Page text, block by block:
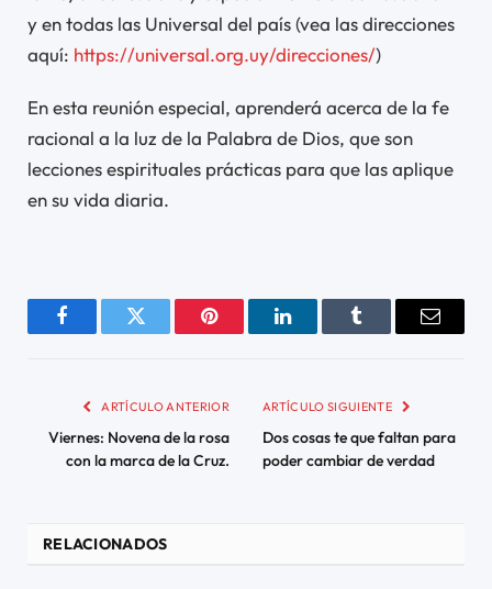
y en todas las Universal del país (vea las direcciones
aquí: https://universal.org.uy/direcciones/)
En esta reunión especial, aprenderá acerca de la fe
racional a la luz de la Palabra de Dios, que son
lecciones espirituales prácticas para que las aplique
en su vida diaria.
FacebookTwitter Pinterest LinkedInTumblr Email
ARTÍCULO ANTERIOR
Viernes: Novena de la rosa
con la marca de la Cruz.
ARTÍCULO SIGUIENTE
Dos cosas te que faltan para
poder cambiar de verdad
RELACIONADOS